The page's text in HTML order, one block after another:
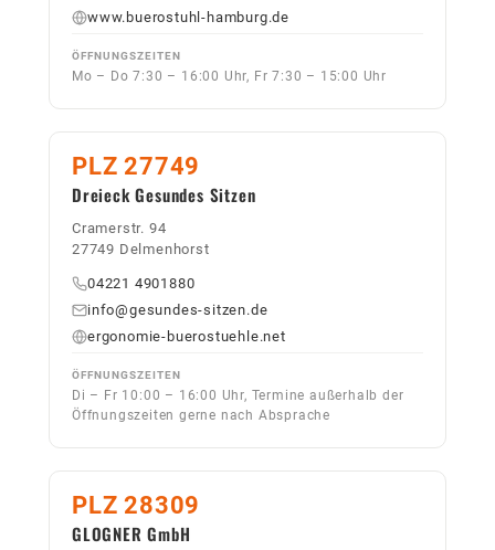
www.buerostuhl-hamburg.de
ÖFFNUNGSZEITEN
Mo – Do 7:30 – 16:00 Uhr, Fr 7:30 – 15:00 Uhr
PLZ 27749
Dreieck Gesundes Sitzen
Cramerstr. 94
27749 Delmenhorst
04221 4901880
info@gesundes-sitzen.de
ergonomie-buerostuehle.net
ÖFFNUNGSZEITEN
Di – Fr 10:00 – 16:00 Uhr, Termine außerhalb der
Öffnungszeiten gerne nach Absprache
PLZ 28309
GLOGNER GmbH